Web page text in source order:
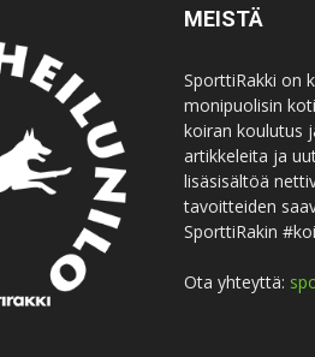
MEISTÄ
SporttiRakki on
monipuolisin
koiran koulutus
artikkeleita ja
lisäsisältöä
tavoitteiden
SporttiRakin
Ota yhteyttä: